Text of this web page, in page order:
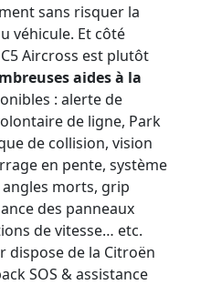
sans risquer la
véhicule. Et côté
Aircross est plutôt
aides à la
: alerte de
de ligne, Park
de collision, vision
en pente, système
morts, grip
des panneaux
de vitesse… etc.
dispose de la Citroën
SOS & assistance